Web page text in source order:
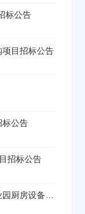
标公告
目招标公告
标公告
招标公告
台州市西廊港务有限公司经开再生金属产业园厨房设备采购及安装项目招标公告